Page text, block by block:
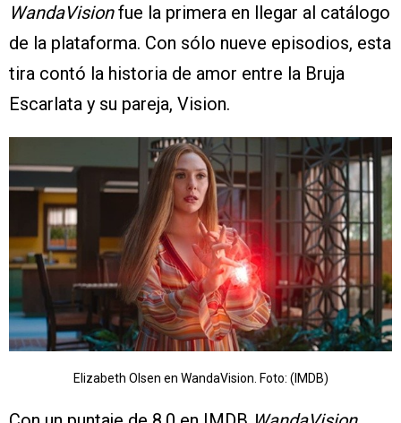
WandaVisionfue la primera en llegar al catálogo
de la plataforma. Con sólo nueve episodios, esta
tira contó la historia de amor entre la Bruja
Escarlata y su pareja, Vision.
Elizabeth Olsen en WandaVision. Foto: (IMDB)